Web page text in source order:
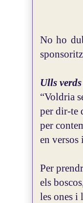
No ho
Ulls verds
“Voldria
per dir-te
per
en versos
Per
els
les ones i